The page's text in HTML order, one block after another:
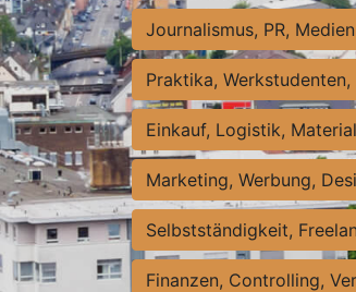
Journalismus, PR,
Praktika,
Einkauf, Logistik,
Marketing, Werbung,
Selbstständigkeit,
Finanzen, Controlling,